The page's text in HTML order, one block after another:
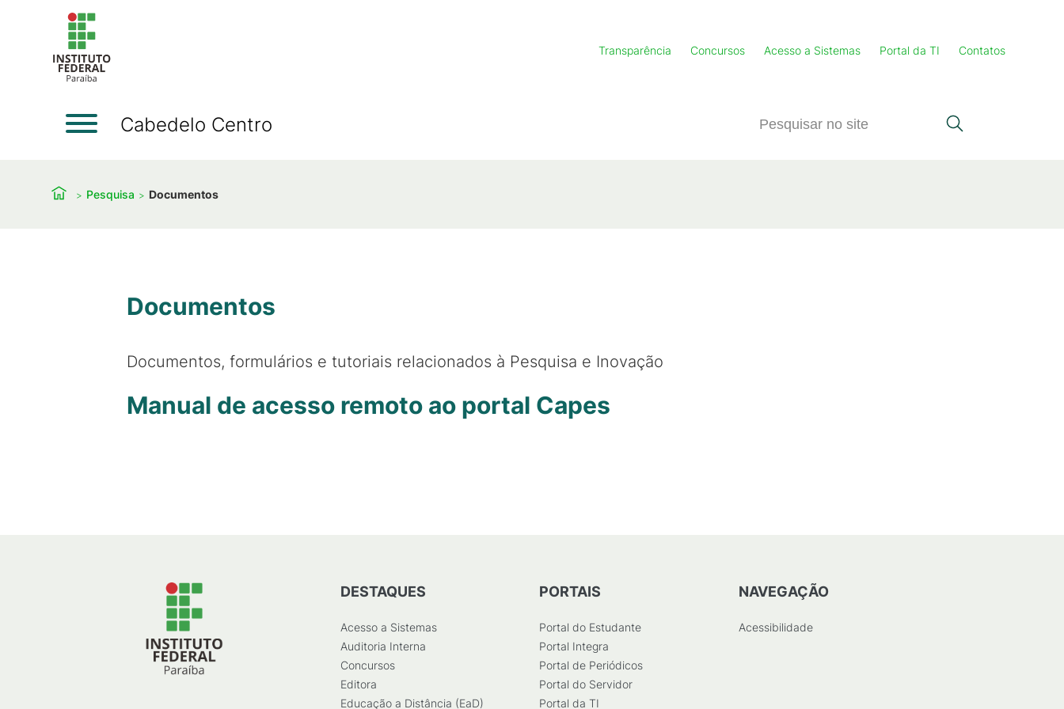
Transparência Concursos Acesso a Sistemas Portal da TI Contatos
Cabedelo Centro
Pesquisa Documentos
Documentos
Documentos, formulários e tutoriais relacionados à Pesquisa e Inovação
Manual de acesso remoto ao portal Capes
DESTAQUES
Acesso a Sistemas
Auditoria Interna
Concursos
Editora
Educação a Distância (EaD)
PORTAIS
Portal do Estudante
Portal Integra
Portal de Periódicos
Portal do Servidor
Portal da TI
NAVEGAÇÃO
Acessibilidade